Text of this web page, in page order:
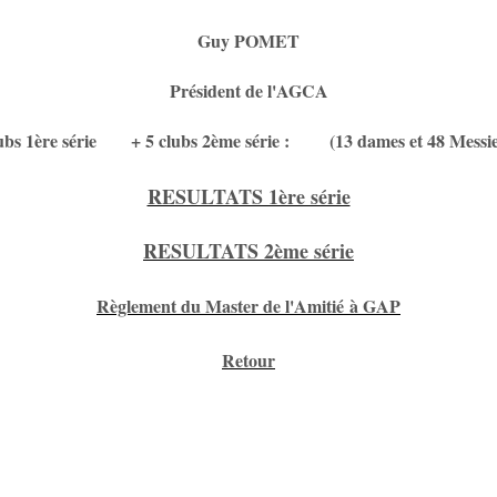
Guy POMET
Président de l'AGCA
1ère série + 5 clubs 2ème série : (13 dames et 48
RESULTATS 1ère série
RESULTATS 2ème série
Règlement du Master de l'Amitié à GAP
Retour